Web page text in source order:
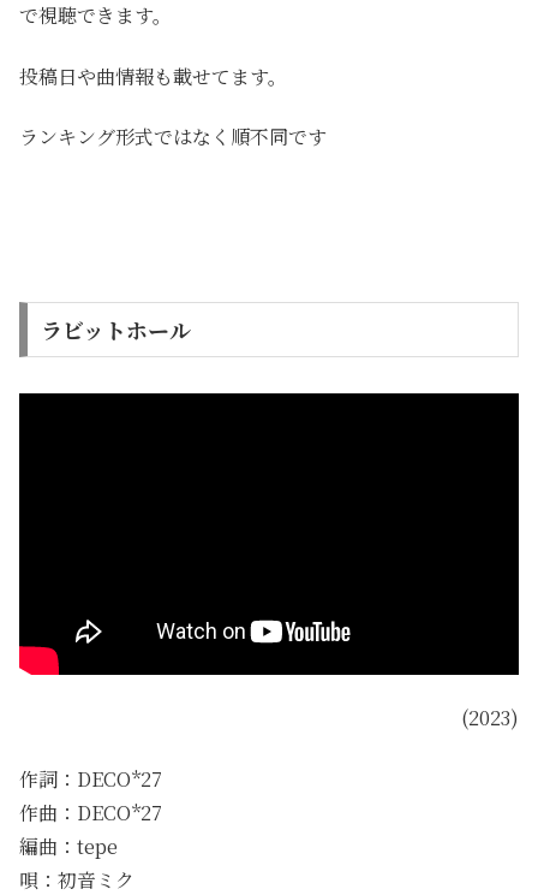
で視聴できます。
投稿日や曲情報も載せてます。
ランキング形式ではなく順不同です
ラビットホール
(2023)
作詞：DECO*27
作曲：DECO*27
編曲：tepe
唄：初音ミク